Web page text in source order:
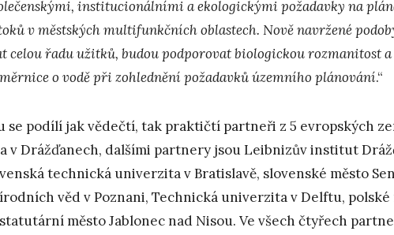
institucionálními a ekologickými požadavky na
v městských multifunkčních oblastech. Nově navržené
celou řadu užitků, budou podporovat biologickou rozmanitost
o vodě při zohlednění požadavků územního plánování.“
se podílí jak vědečtí, tak praktičtí partneři z 5 evropských
v Drážďanech, dalšími partnery jsou Leibnizův institut
technická univerzita v Bratislavě, slovenské město
věd v Poznani, Technická univerzita v Delftu, polské
město Jablonec nad Nisou. Ve všech čtyřech